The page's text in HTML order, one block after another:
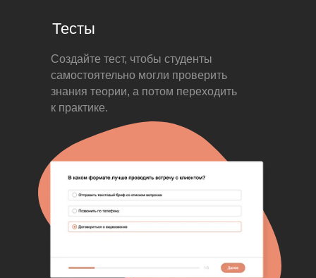
Тесты
Создайте тест, чтобы студенты
самостоятельно могли проверить
знания теории, а потом переходить
к практике.